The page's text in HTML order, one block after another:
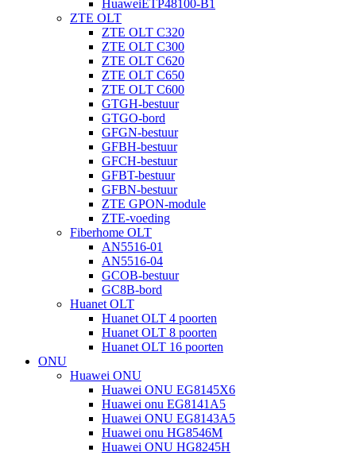
HuaweiETP48100-B1
ZTE OLT
ZTE OLT C320
ZTE OLT C300
ZTE OLT C620
ZTE OLT C650
ZTE OLT C600
GTGH-bestuur
GTGO-bord
GFGN-bestuur
GFBH-bestuur
GFCH-bestuur
GFBT-bestuur
GFBN-bestuur
ZTE GPON-module
ZTE-voeding
Fiberhome OLT
AN5516-01
AN5516-04
GCOB-bestuur
GC8B-bord
Huanet OLT
Huanet OLT 4 poorten
Huanet OLT 8 poorten
Huanet OLT 16 poorten
ONU
Huawei ONU
Huawei ONU EG8145X6
Huawei onu EG8141A5
Huawei ONU EG8143A5
Huawei onu HG8546M
Huawei ONU HG8245H